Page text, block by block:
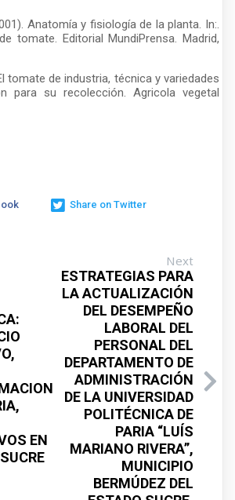
Anatomía y fisiología de la planta. In:.
tomate. Editorial MundiPrensa. Madrid,
tomate de industria, técnica y variedades
para su recolección. Agricola vegetal
Share on Twitter
EN
Next
ESTRATEGIAS PARA
LA ACTUALIZACIÓN
DEL DESEMPEÑO
LABORAL DEL
PERSONAL DEL
DEPARTAMENTO DE
ADMINISTRACIÓN
DE LA UNIVERSIDAD
POLITÉCNICA DE
PARIA “LUÍS
MARIANO RIVERA”,
MUNICIPIO
BERMÚDEZ DEL